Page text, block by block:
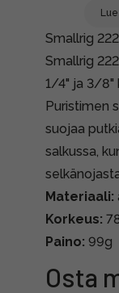
Smallrig
Smallrig
1/4" ja 3/8"
Puristimen
suojaa
salkussa,
Materiaali:
Korkeus:
Paino: 99g
Osta